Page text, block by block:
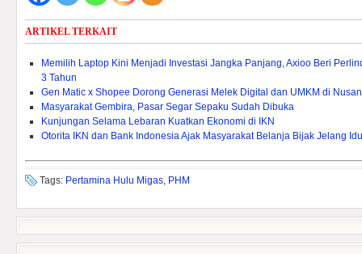
ARTIKEL TERKAIT
Memilih Laptop Kini Menjadi Investasi Jangka Panjang, Axioo Beri
3 Tahun
Gen Matic x Shopee Dorong Generasi Melek Digital dan UMKM di
Masyarakat Gembira, Pasar Segar Sepaku Sudah Dibuka
Kunjungan Selama Lebaran Kuatkan Ekonomi di IKN
Otorita IKN dan Bank Indonesia Ajak Masyarakat Belanja Bijak Jelang
Tags: Pertamina Hulu Migas, PHM